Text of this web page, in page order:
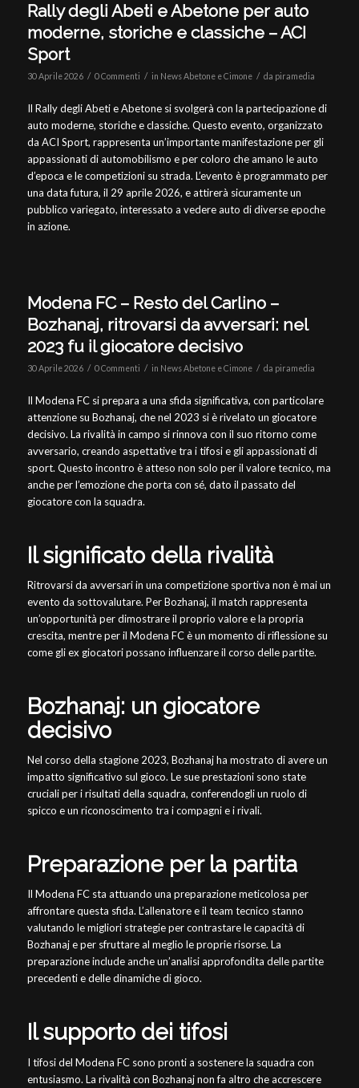
Rally degli Abeti e Abetone per auto
moderne, storiche e classiche – ACI
Sport
30 Aprile 2026 / 0 Commenti / in News Abetone e Cimone / da piramedia
Il Rally degli Abeti e Abetone si svolgerà con la partecipazione di
auto moderne, storiche e classiche. Questo evento, organizzato
da ACI Sport, rappresenta un’importante manifestazione per gli
appassionati di automobilismo e per coloro che amano le auto
d’epoca e le competizioni su strada. L’evento è programmato per
una data futura, il 29 aprile 2026, e attirerà sicuramente un
pubblico variegato, interessato a vedere auto di diverse epoche
in azione.
Modena FC – Resto del Carlino –
Bozhanaj, ritrovarsi da avversari: nel
2023 fu il giocatore decisivo
30 Aprile 2026 / 0 Commenti / in News Abetone e Cimone / da piramedia
Il Modena FC si prepara a una sfida significativa, con particolare
attenzione su Bozhanaj, che nel 2023 si è rivelato un giocatore
decisivo. La rivalità in campo si rinnova con il suo ritorno come
avversario, creando aspettative tra i tifosi e gli appassionati di
sport. Questo incontro è atteso non solo per il valore tecnico, ma
anche per l’emozione che porta con sé, dato il passato del
giocatore con la squadra.
Il significato della rivalità
Ritrovarsi da avversari in una competizione sportiva non è mai un
evento da sottovalutare. Per Bozhanaj, il match rappresenta
un’opportunità per dimostrare il proprio valore e la propria
crescita, mentre per il Modena FC è un momento di riflessione su
come gli ex giocatori possano influenzare il corso delle partite.
Bozhanaj: un giocatore
decisivo
Nel corso della stagione 2023, Bozhanaj ha mostrato di avere un
impatto significativo sul gioco. Le sue prestazioni sono state
cruciali per i risultati della squadra, conferendogli un ruolo di
spicco e un riconoscimento tra i compagni e i rivali.
Preparazione per la partita
Il Modena FC sta attuando una preparazione meticolosa per
affrontare questa sfida. L’allenatore e il team tecnico stanno
valutando le migliori strategie per contrastare le capacità di
Bozhanaj e per sfruttare al meglio le proprie risorse. La
preparazione include anche un’analisi approfondita delle partite
precedenti e delle dinamiche di gioco.
Il supporto dei tifosi
I tifosi del Modena FC sono pronti a sostenere la squadra con
entusiasmo. La rivalità con Bozhanaj non fa altro che accrescere